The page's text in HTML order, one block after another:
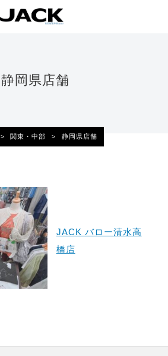
静岡県店舗
> 関東・中部 > 静岡県店舗
JACK バロー清水高
橋店